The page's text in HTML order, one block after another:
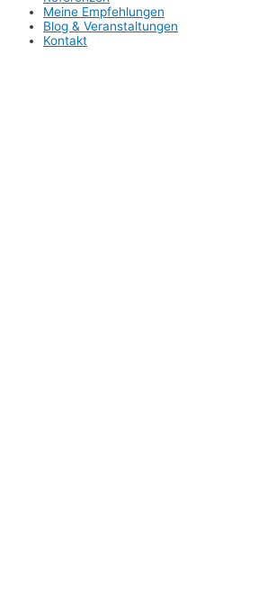
Meine Empfehlungen
Blog & Veranstaltungen
Kontakt